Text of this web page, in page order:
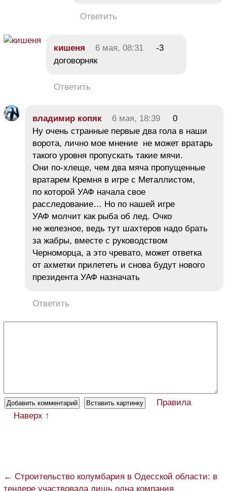
Ответить
кишеня 6 мая, 08:31
-3
договорняк
Ответить
владимир копяк 6 мая, 18:39
0
Ну очень странные первые два гола в наши
ворота, лично мое мнение не может вратарь
такого уровня пропускать такие мячи.
Они по-хлеще, чем два мяча пропущенные
вратарем Кремня в игре с Металлистом,
по которой УАФ начала свое
расследование… Но по нашей игре
УАФ молчит как рыба об лед. Очко
не железное, ведь тут шахтеров надо брать
за жабры, вместе с руководством
Черноморца, а это чревато, может ответка
от ахметки прилететь и снова будут нового
президента УАФ назначать
Ответить
Правила
Наверх ↑
← Строительство колумбария в Одесской области: в
тендере участвовала лишь одна компания